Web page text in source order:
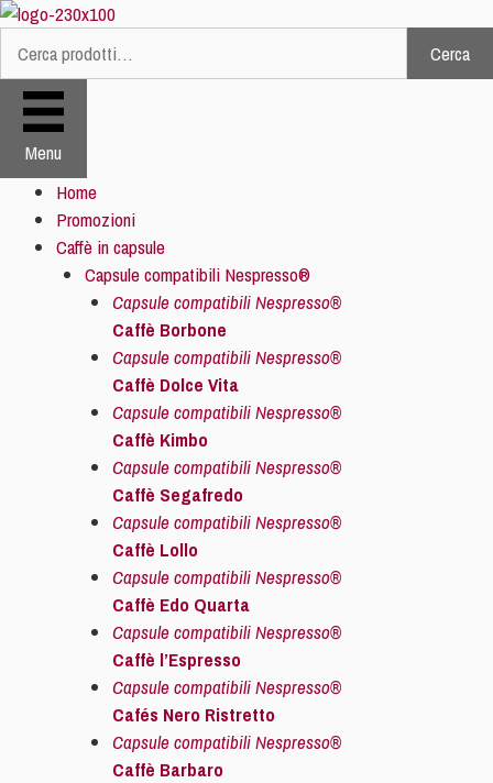
Vai
contenuto
Cerca: Cerca
Menu
Home
Promozioni
Caffè in capsule
Capsule compatibili Nespresso®
Capsule compatibili Nespresso®
Caffè Borbone
Capsule compatibili Nespresso®
Caffè Dolce Vita
Capsule compatibili Nespresso®
Caffè Kimbo
Capsule compatibili Nespresso®
Caffè Segafredo
Capsule compatibili Nespresso®
Caffè Lollo
Capsule compatibili Nespresso®
Caffè Edo Quarta
Capsule compatibili Nespresso®
Caffè l’Espresso
Capsule compatibili Nespresso®
Cafés Nero Ristretto
Capsule compatibili Nespresso®
Caffè Barbaro